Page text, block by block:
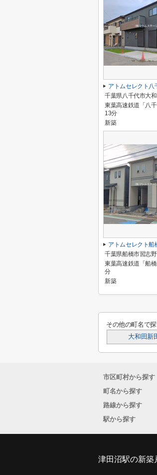
千葉県八千代市大
東葉高速鉄道「八
13分
新築
千葉県船橋市習志
東葉高速鉄道「船
分
新築
その他の町名で
大和田新
市区町村から探す
町名から探す
路線から探す
駅から探す
津田沼駅の新築